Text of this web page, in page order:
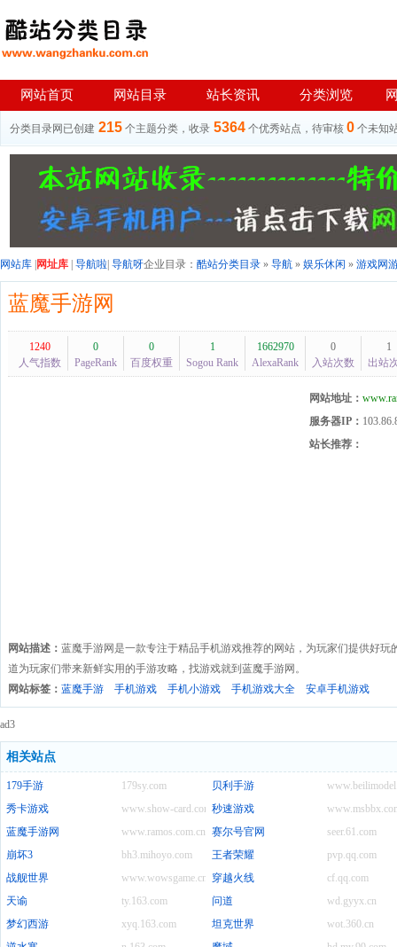
网站首页 网站目录 站长资讯 分类浏览
分类目录网已创建 215 个主题分类，收录 5364 个优秀站点，待审核 0 个未知
网站库 网址库 导航啦 导航呀企业目录： 酷站分类目录 » 导航 » 娱乐休闲 » 游戏网
蓝魔手游网
1240
人气指数
0
PageRank
0
百度权重
1
Sogou Rank
1662970
AlexaRank
0
入站次数
1
出站
网站地址：
服务器IP：
站长推荐：
网站描述： 蓝魔手游网是一款专注于精品手机游戏推荐的网站，为玩家们提供好
道为玩家们带来新鲜实用的手游攻略，找游戏就到蓝魔手游网。
网站标签： 蓝魔手游 手机游戏 手机小游戏 手机游戏大全 安卓手机游戏
ad3
相关站点
179sy.com
179手游
贝利手游
www.show-card.com
秀卡游戏
秒速游戏
www.ramos.com.cn
蓝魔手游网 seer.61.com
赛尔号官网
bh3.mihoyo.com
崩坏3 pvp.qq.com
王者荣耀
www.wowsgame.cn
战舰世界 cf.qq.com
穿越火线
ty.163.com
天谕 wd.gyyx.cn
问道
xyq.163.com
梦幻西游 wot.360.cn
坦克世界